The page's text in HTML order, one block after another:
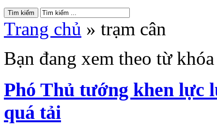
Trang chủ » trạm cân
Bạn đang xem theo từ
Phó Thủ tướng khen lực
quá tải